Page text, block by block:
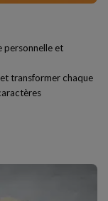
personnelle et
transformer chaque